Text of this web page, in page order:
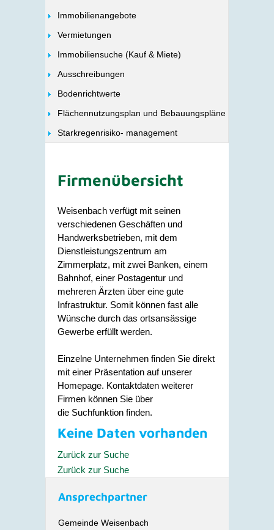
Immobilienangebote
Vermietungen
Immobiliensuche (Kauf & Miete)
Ausschreibungen
Bodenrichtwerte
Flächennutzungsplan und Bebauungspläne
Starkregenrisiko- management
Firmenübersicht
Weisenbach verfügt mit seinen
verschiedenen Geschäften und
Handwerksbetrieben, mit dem
Dienstleistungszentrum am
Zimmerplatz, mit zwei Banken, einem
Bahnhof, einer Postagentur und
mehreren Ärzten über eine gute
Infrastruktur. Somit können fast alle
Wünsche durch das ortsansässige
Gewerbe erfüllt werden.
Einzelne Unternehmen finden Sie direkt
mit einer Präsentation auf unserer
Homepage. Kontaktdaten weiterer
Firmen können Sie über
die Suchfunktion finden.
Keine Daten vorhanden
Zurück zur Suche
Zurück zur Suche
Ansprechpartner
Gemeinde Weisenbach